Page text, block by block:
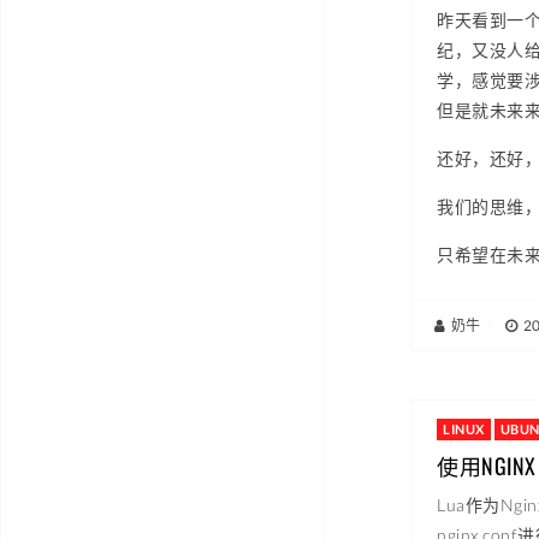
昨天看到一
纪，又没人
学，感觉要
但是就未来
还好，还好
我们的思维
只希望在未
奶牛
LINUX
使用
Lua作为
nginx.conf